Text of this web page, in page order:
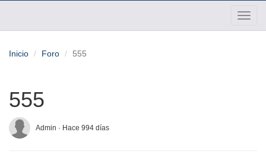
Inicio Foro 555
555
Admin · Hace 994 días